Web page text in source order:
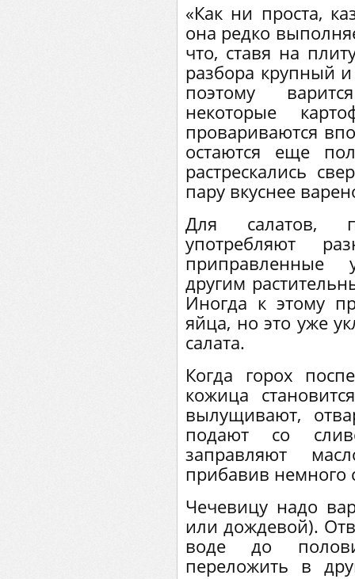
«Как ни проста,
она редко
что, ставя на
разбора крупный
поэтому
некоторые
провариваются
остаются еще
растрескались
пару вкуснее
Для салатов,
употребляют
приправленные
другим
Иногда к этому
яйца, но это уже
салата.
Когда горох
кожица
вылущивают,
подают со
заправляют
прибавив немного
Чечевицу надо
или дождевой).
воде до
переложить в